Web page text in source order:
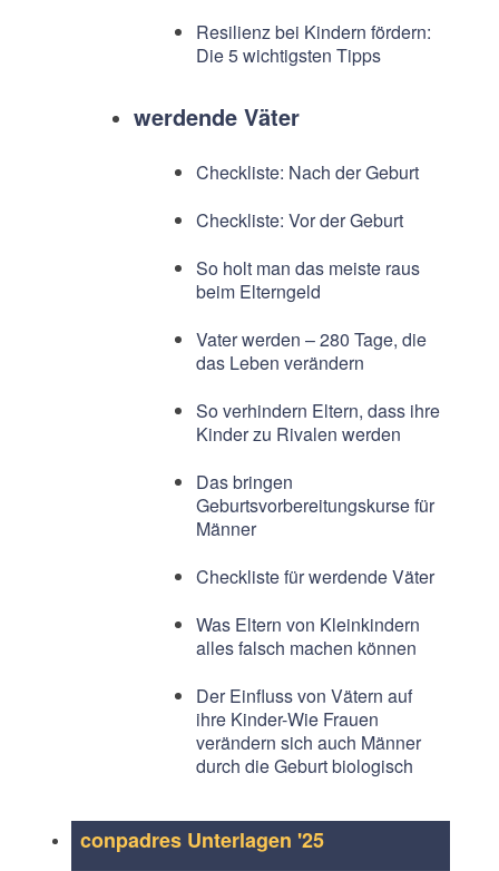
Resilienz bei Kindern fördern:
Die 5 wichtigsten Tipps
werdende Väter
Checkliste: Nach der Geburt
Checkliste: Vor der Geburt
So holt man das meiste raus
beim Elterngeld
Vater werden – 280 Tage, die
das Leben verändern
So verhindern Eltern, dass ihre
Kinder zu Rivalen werden
Das bringen
Geburtsvorbereitungskurse für
Männer
Checkliste für werdende Väter
Was Eltern von Kleinkindern
alles falsch machen können
Der Einfluss von Vätern auf
ihre Kinder-Wie Frauen
verändern sich auch Männer
durch die Geburt biologisch
conpadres Unterlagen '25